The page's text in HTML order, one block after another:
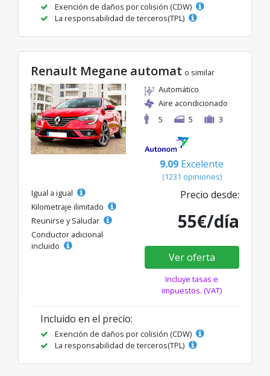
Exención de daños por colisión (CDW)
La responsabilidad de terceros(TPL)
Renault Megane automat o similar
Automático
Aire acondicionado
5
5 3
9.09 Excelente
(1231 opiniones)
Igual a igual
Kilometraje ilimitado
Reunirse y Saludar
Conductor adicional
incluido
Precio desde:
55€/día
Ver oferta
Incluye tasas e
impuestos. (VAT)
Incluido en el precio:
Exención de daños por colisión (CDW)
La responsabilidad de terceros(TPL)